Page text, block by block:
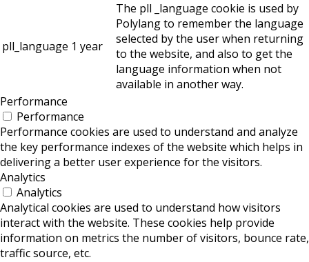
pll_language 1 year
The pll _language cookie is used by
Polylang to remember the language
selected by the user when returning
to the website, and also to get the
language information when not
available in another way.
Performance
Performance
Performance cookies are used to understand and analyze
the key performance indexes of the website which helps in
delivering a better user experience for the visitors.
Analytics
Analytics
Analytical cookies are used to understand how visitors
interact with the website. These cookies help provide
information on metrics the number of visitors, bounce rate,
traffic source, etc.